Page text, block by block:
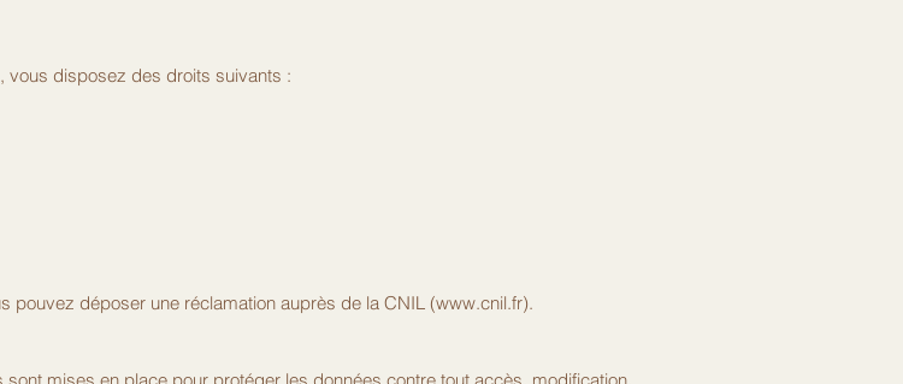
vous disposez des droits suivants :
déposer une réclamation auprès de la CNIL (www.cnil.fr).